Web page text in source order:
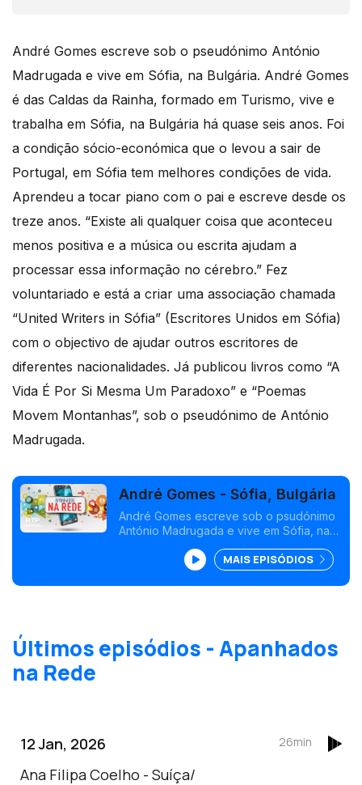
André Gomes escreve sob o pseudónimo António
Madrugada e vive em Sófia, na Bulgária. André Gomes
é das Caldas da Rainha, formado em Turismo, vive e
trabalha em Sófia, na Bulgária há quase seis anos. Foi
a condição sócio-económica que o levou a sair de
Portugal, em Sófia tem melhores condições de vida.
Aprendeu a tocar piano com o pai e escreve desde os
treze anos. “Existe ali qualquer coisa que aconteceu
menos positiva e a música ou escrita ajudam a
processar essa informação no cérebro.” Fez
voluntariado e está a criar uma associação chamada
“United Writers in Sófia” (Escritores Unidos em Sófia)
com o objectivo de ajudar outros escritores de
diferentes nacionalidades. Já publicou livros como “A
Vida É Por Si Mesma Um Paradoxo” e “Poemas
Movem Montanhas”, sob o pseudónimo de António
Madrugada.
André Gomes - Sófia, Bulgária
André Gomes escreve sob o psudónimo
António Madrugada e vive em Sófia, na
MAIS EPISÓDIOS
Últimos episódios - Apanhados
na Rede
12 Jan, 2026
Ana Filipa Coelho - Suíça/
26min